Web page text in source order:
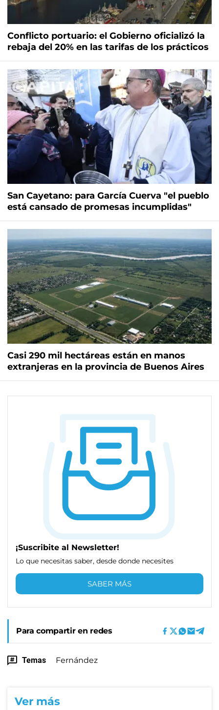
Conflicto portuario: el Gobierno oficializó la
rebaja del 20% en las tarifas de los prácticos
San Cayetano: para García Cuerva "el pueblo
está cansado de promesas incumplidas"
Casi 290 mil hectáreas están en manos
extranjeras en la provincia de Buenos Aires
¡Suscribite al Newsletter!
Lo que necesitas saber, desde donde necesites
SABER MÁS
Para compartir en redes
Temas Fernández
Ver más